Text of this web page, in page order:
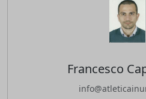
Francesco